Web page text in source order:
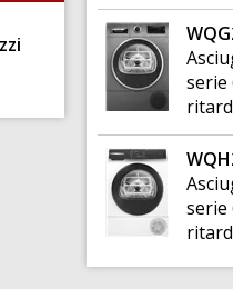
serie
serie